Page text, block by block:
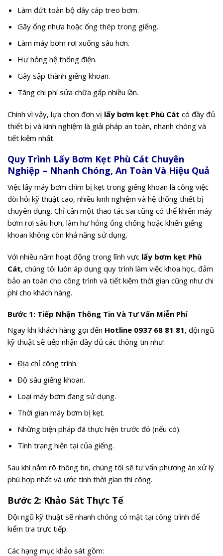
Làm đứt toàn bộ dây cáp treo bơm.
Gãy ống nhựa hoặc ống thép trong giếng.
Làm máy bơm rơi xuống sâu hơn.
Hư hỏng hệ thống điện.
Gây sập thành giếng khoan.
Tăng chi phí sửa chữa gấp nhiều lần.
Chính vì vậy, lựa chọn đơn vị lấy bơm kẹt Phù Cát có đầy đủ
thiết bị và kinh nghiệm là giải pháp an toàn, nhanh chóng và
tiết kiệm nhất.
Quy Trình Lấy Bơm Kẹt Phù Cát Chuyên
Nghiệp – Nhanh Chóng, An Toàn Và Hiệu Quả
Việc lấy máy bơm chìm bị kẹt trong giếng khoan là công việc
đòi hỏi kỹ thuật cao, nhiều kinh nghiệm và hệ thống thiết bị
chuyên dụng. Chỉ cần một thao tác sai cũng có thể khiến máy
bơm rơi sâu hơn, làm hư hỏng ống chống hoặc khiến giếng
khoan không còn khả năng sử dụng.
Với nhiều năm hoạt động trong lĩnh vực lấy bơm kẹt Phù
Cát, chúng tôi luôn áp dụng quy trình làm việc khoa học, đảm
bảo an toàn cho công trình và tiết kiệm thời gian cũng như chi
phí cho khách hàng.
Bước 1: Tiếp Nhận Thông Tin Và Tư Vấn Miễn Phí
Ngay khi khách hàng gọi đến Hotline 0937 68 81 81, đội ngũ
kỹ thuật sẽ tiếp nhận đầy đủ các thông tin như:
Địa chỉ công trình.
Độ sâu giếng khoan.
Loại máy bơm đang sử dụng.
Thời gian máy bơm bị kẹt.
Những biện pháp đã thực hiện trước đó (nếu có).
Tình trạng hiện tại của giếng.
Sau khi nắm rõ thông tin, chúng tôi sẽ tư vấn phương án xử lý
phù hợp nhất và ước tính thời gian thi công.
Bước 2: Khảo Sát Thực Tế
Đội ngũ kỹ thuật sẽ nhanh chóng có mặt tại công trình để
kiểm tra trực tiếp.
Các hạng mục khảo sát gồm: